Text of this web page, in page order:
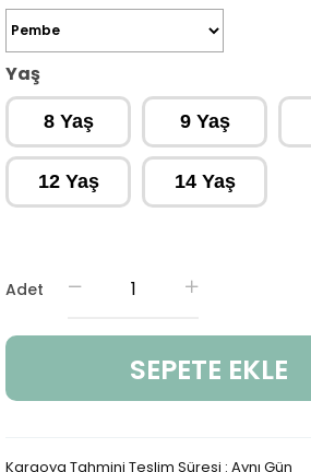
Yaş
8 Yaş 9 Yaş
12 Yaş 14 Yaş
Adet
Kargoya Tahmini Teslim Süresi : Aynı Gün